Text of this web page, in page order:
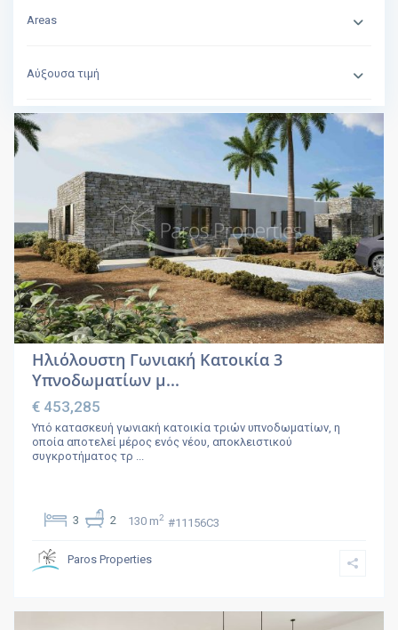
Areas
Αύξουσα τιμή
Ηλιόλουστη Γωνιακή Κατοικία 3
Υπνοδωματίων μ...
€ 453,285
Υπό κατασκευή γωνιακή κατοικία τριών υπνοδωματίων, η
οποία αποτελεί μέρος ενός νέου, αποκλειστικού
συγκροτήματος τρ ...
3 2 130 m2 #11156C3
Paros Properties